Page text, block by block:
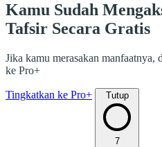
Kamu Sudah
Tafsir Secara Gratis
Jika kamu merasakan
ke Pro+
Tingkatkan ke Pro+ Tutup
7